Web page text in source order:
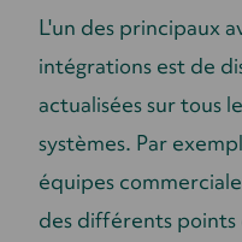
L'un des principaux
intégrations est de
actualisées sur tous
systèmes. Par
équipes
des différents